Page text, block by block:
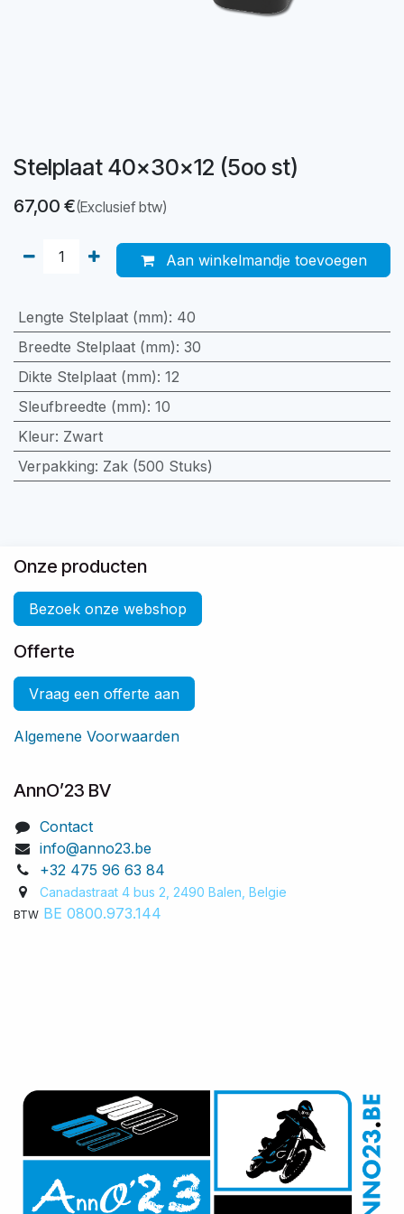
Stelplaat 40x30x12 (5oo st)
67,00 €(Exclusief btw)
Aan winkelmandje toevoegen
Lengte Stelplaat (mm): 40
Breedte Stelplaat (mm): 30
Dikte Stelplaat (mm): 12
Sleufbreedte (mm): 10
Kleur: Zwart
Verpakking: Zak (500 Stuks)
Onze producten
Bezoek onze webshop
Offerte
Vraag een offerte aan
Algemene Voorwaarden
AnnO’23 BV
Contact
info@anno23.be
+32 475 96 63 84
Canadastraat 4 bus 2, 2490 Balen, Belgie​
BTW BE 0800.973.144